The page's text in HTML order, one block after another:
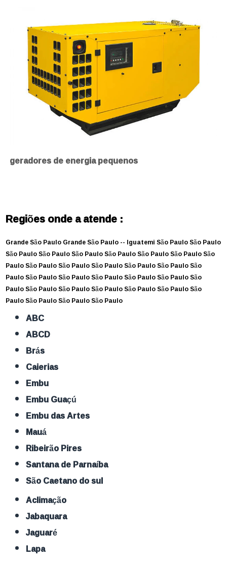
geradores de energia pequenos
Regiões onde a atende :
Grande São PauloGrande São Paulo -- IguatemiSão PauloSão Paulo
São PauloSão PauloSão PauloSão PauloSão PauloSão PauloSão
PauloSão PauloSão PauloSão PauloSão PauloSão PauloSão
PauloSão PauloSão PauloSão PauloSão PauloSão PauloSão
PauloSão PauloSão PauloSão PauloSão PauloSão PauloSão
PauloSão PauloSão PauloSão Paulo
ABC
ABCD
Brás
Caierias
Embu
Embu Guaçú
Embu das Artes
Mauá
Ribeirão Pires
Santana de Parnaíba
São Caetano do sul
Aclimação
Jabaquara
Jaguaré
Lapa